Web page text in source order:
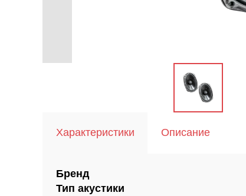
Характеристики Описание
Бренд
Тип акустики